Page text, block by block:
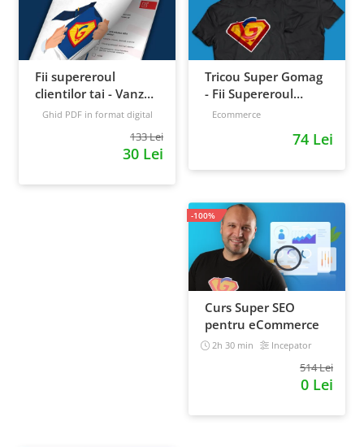
Fii supereroul
clientilor tai - Vanzari
pe pilot automat
Ghid PDF in format digital
133 Lei
30 Lei
Tricou Super Gomag
- Fii Supereroul
Clientilor Tai
Ecommerce
74 Lei
Curs Super SEO
pentru eCommerce
2h 30 min Incepator
514 Lei
0 Lei
-100%